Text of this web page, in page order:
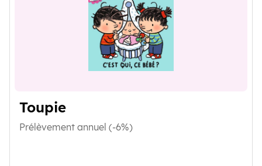
Toupie
Prélèvement annuel (-6%)